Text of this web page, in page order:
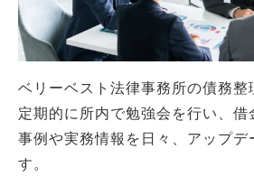
ベリーベスト法律事務所の債務整
定期的に所内で勉強会を行い、借
事例や実務情報を日々、アップデ
す。